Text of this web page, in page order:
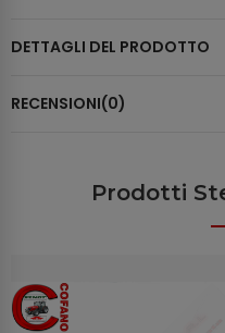
DETTAGLI DEL PRODOTTO
RECENSIONI(0)
Prodotti